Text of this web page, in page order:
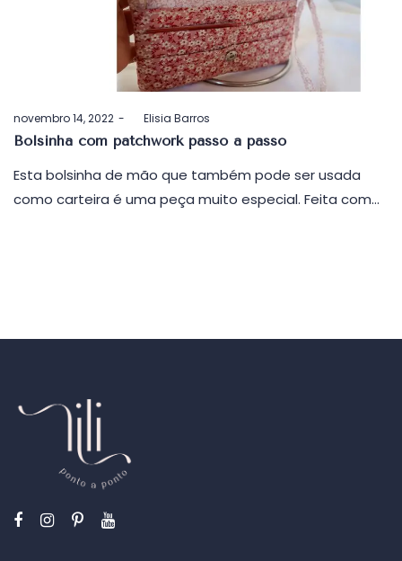
Postado
em
novembro 14, 2022 byElisia Barros
Bolsinha com patchwork passo a passo
Esta bolsinha de mão que também pode ser usada
como carteira é uma peça muito especial. Feita com…